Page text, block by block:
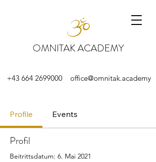
OMNITAK ACADEMY
+43 664 2699000 office@omnitak.academy
Profile Events
Profil
Beitrittsdatum: 6. Mai 2021